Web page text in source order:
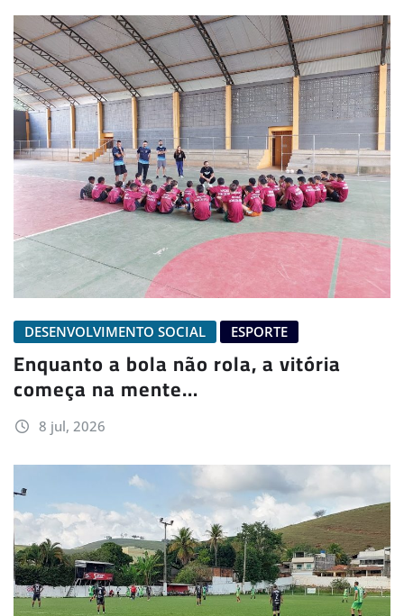
DESENVOLVIMENTO SOCIAL ESPORTE
Enquanto a bola não rola, a vitória
começa na mente…
8 jul, 2026